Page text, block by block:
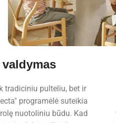
tradiciniu pulteliu, bet ir
programėlė suteikia
nuotoliniu būdu. Kad